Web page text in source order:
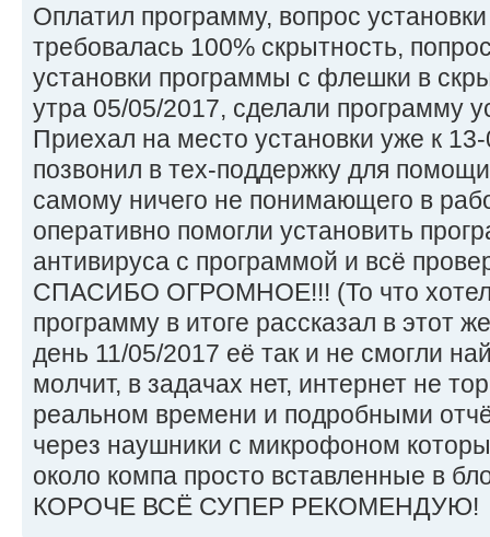
Оплатил программу, вопрос
требовалась 100% скрытность,
установки программы с флешки в
утра 05/05/2017, сделали программу
Приехал на место установки уже к
позвонил в тех-поддержку для
самому ничего не понимающего в
оперативно помогли установить
антивируса с программой и всё
СПАСИБО ОГРОМНОЕ!!! (То что хотел
программу в итоге рассказал в этот
день 11/05/2017 её так и не смогли
молчит, в задачах нет, интернет не
реальном времени и подробными
через наушники с микрофоном
около компа просто вставленные в
КОРОЧЕ ВСЁ СУПЕР РЕКОМЕНДУЮ!